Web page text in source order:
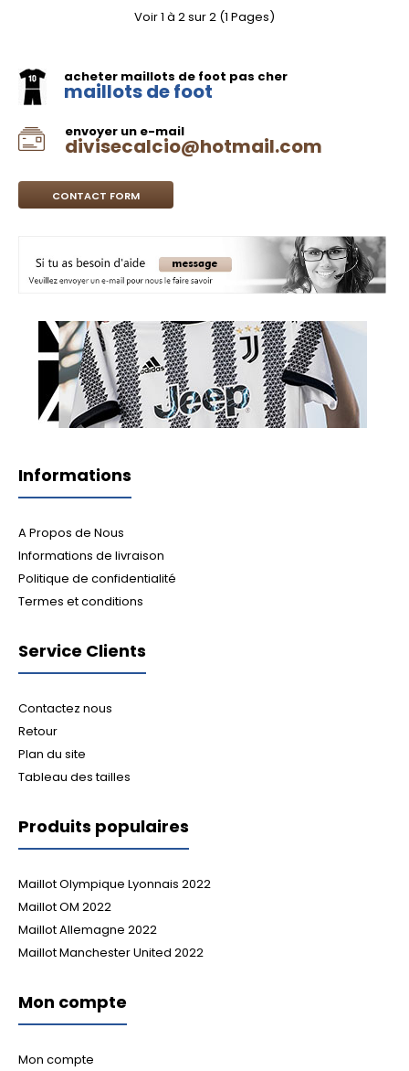
Voir 1 à 2 sur 2 (1 Pages)
acheter maillots de foot pas cher
maillots de foot
envoyer un e-mail
divisecalcio@hotmail.com
CONTACT FORM
Informations
A Propos de Nous
Informations de livraison
Politique de confidentialité
Termes et conditions
Service Clients
Contactez nous
Retour
Plan du site
Tableau des tailles
Produits populaires
Maillot Olympique Lyonnais 2022
Maillot OM 2022
Maillot Allemagne 2022
Maillot Manchester United 2022
Mon compte
Mon compte